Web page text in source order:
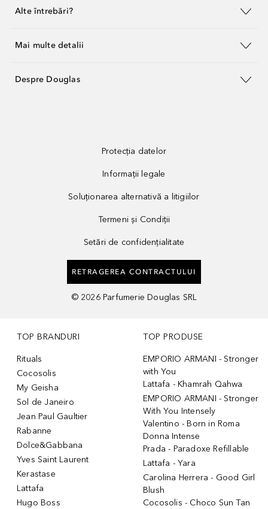
Alte întrebări?
Mai multe detalii
Despre Douglas
Protecția datelor
Informații legale
Soluționarea alternativă a litigiilor
Termeni și Condiții
Setări de confidențialitate
RETRAGEREA CONTRACTULUI
© 2026 Parfumerie Douglas SRL
TOP BRANDURI
Rituals
Cocosolis
My Geisha
Sol de Janeiro
Jean Paul Gaultier
Rabanne
Dolce&Gabbana
Yves Saint Laurent
Kerastase
Lattafa
Hugo Boss
TOP PRODUSE
EMPORIO ARMANI - Stronger
with You
Lattafa - Khamrah Qahwa
EMPORIO ARMANI - Stronger
With You Intensely
Valentino - Born in Roma
Donna Intense
Prada - Paradoxe Refillable
Lattafa - Yara
Carolina Herrera - Good Girl
Blush
Cocosolis - Choco Sun Tan